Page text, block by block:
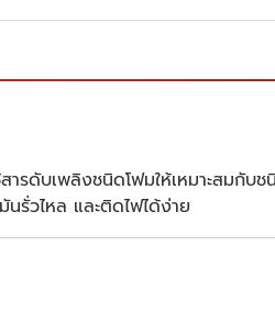
ารดับเพลิงชนิดโฟมให้เหมาะสมกับ
รั่วไหล และติดไฟได้ง่าย